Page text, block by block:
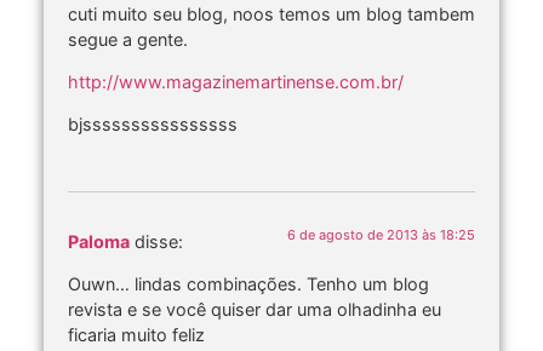
cuti muito seu blog, noos temos um blog tambem
segue a gente.
http://www.magazinemartinense.com.br/
bjssssssssssssssss
Paloma disse: 6 de agosto de 2013 às 18:25
Ouwn… lindas combinações. Tenho um blog
revista e se você quiser dar uma olhadinha eu
ficaria muito feliz